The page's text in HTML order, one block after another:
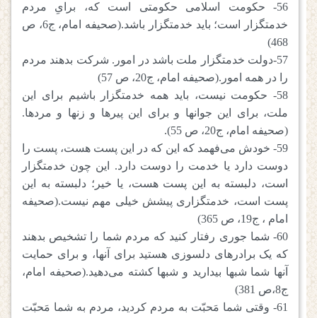
56- حکومت اسلامی حکومتی است که، برایِ مردم
خدمتگزار است؛ باید خدمتگزار باشد.(صحیفه امام، ج6، ص
468)
57-دولت خدمتگزار ملت باشد در امور. شرکت بدهند مردم
را در همه امور.(صحیفه امام، ج20، ص 57)
58- حکومت نیست، باید همه خدمتگزار باشیم برای این
ملت، برای این جوانها و برای این پیرها و زنها و مردها.
(صحیفه امام، ج20، ص 55).
59- خودش می‌فهمد که این که در این پست هست، پست را
دوست دارد یا خدمت را دوست دارد. این چون خدمتگزار
است، دلبسته به این پست هست، یا خیر؛ دلبسته به این
پست است، خدمتگزاری پیشش خیلی مهم نیست.(صحیفه
امام ، ج19، ص 365)
60- شما جوری رفتار کنید که مردم شما را تشخیص بدهند
که یک برادرهای دلسوزی هستید برای آنها، و برای حمایت
آنها شما شبها بیدارید و شبها کشته می‌دهید.(صحیفه امام،
ج8،ص 381)
61- وقتی شما مَحبّت به مردم کردید، مردم به شما مَحبّت